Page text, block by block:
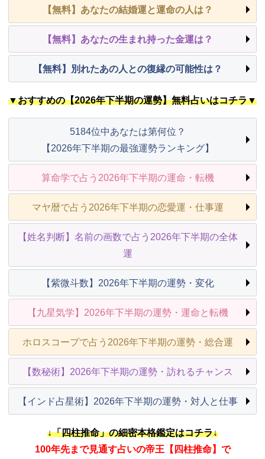
【無料】あなたの結婚運と運命の人は？
【無料】あなたの生まれ持った金運は？
【無料】別れたあの人との復縁の可能性は？
▼おすすめの【2026年下半期の運勢】無料占いはコチラ▼
5184位中あなたは第何位？
【2026年下半期の最強運勢ランキング】
算命学で占う2026年下半期の運命・転機
マヤ暦で占う2026年下半期の恋愛運・仕事運
【姓名判断】名前の画数で占う2026年下半期の全体
運
【紫微斗数】2026年下半期の運勢・変化
【九星気学】2026年下半期の運勢・運命と転機
ホロスコープで占う2026年下半期の運勢・総合運
【数秘術】2026年下半期の運勢・訪れるチャンス
【インド占星術】2026年下半期の運勢・対人と仕事
↓「四柱推命」の細密本格鑑定はコチラ↓
100年先まで見通す占いの帝王【四柱推命】で